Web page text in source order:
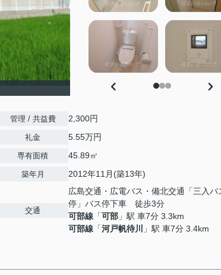
管理 / 共益費 2,300円
礼金 5.55万円
専有面積 45.89㎡
築年月 2012年11月(築13年)
交通
広島交通・広電バス・備北交通「三入バ
停」バス停下車 徒歩3分
可部線 「可部 」駅 車7分 3.3km
可部線 「河戸帆待川 」駅 車7分 3.4km